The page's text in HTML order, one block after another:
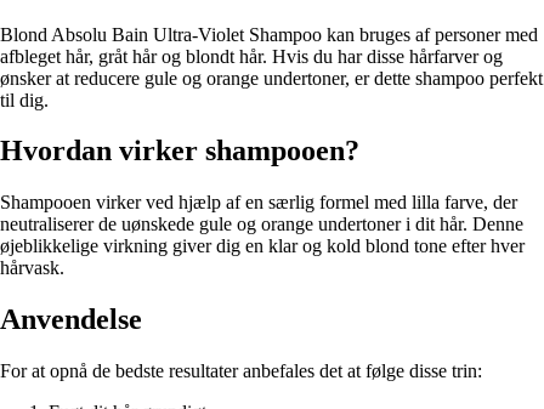
Blond Absolu Bain Ultra-Violet Shampoo kan bruges af personer med
afbleget hår, gråt hår og blondt hår. Hvis du har disse hårfarver og
ønsker at reducere gule og orange undertoner, er dette shampoo perfekt
til dig.
Hvordan virker shampooen?
Shampooen virker ved hjælp af en særlig formel med lilla farve, der
neutraliserer de uønskede gule og orange undertoner i dit hår. Denne
øjeblikkelige virkning giver dig en klar og kold blond tone efter hver
hårvask.
Anvendelse
For at opnå de bedste resultater anbefales det at følge disse trin: